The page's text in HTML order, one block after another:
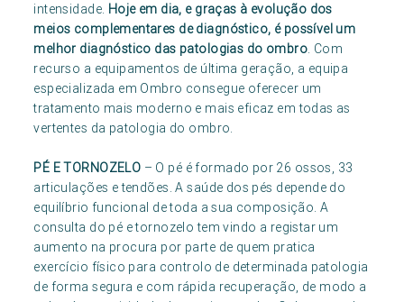
intensidade. Hoje em dia, e graças à evolução dos
meios complementares de diagnóstico, é possível um
melhor diagnóstico das patologias do ombro. Com
recurso a equipamentos de última geração, a equipa
especializada em Ombro consegue oferecer um
tratamento mais moderno e mais eficaz em todas as
vertentes da patologia do ombro.
PÉ E TORNOZELO – O pé é formado por 26 ossos, 33
articulações e tendões. A saúde dos pés depende do
equilíbrio funcional de toda a sua composição. A
consulta do pé e tornozelo tem vindo a registar um
aumento na procura por parte de quem pratica
exercício físico para controlo de determinada patologia
de forma segura e com rápida recuperação, de modo a